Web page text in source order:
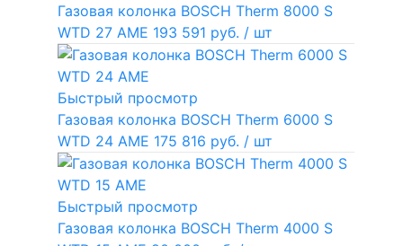
Газовая колонка BOSCH Therm 8000 S
WTD 27 AME 193 591 руб. / шт
Быстрый просмотр
Газовая колонка BOSCH Therm 6000 S
WTD 24 AME 175 816 руб. / шт
Быстрый просмотр
Газовая колонка BOSCH Therm 4000 S